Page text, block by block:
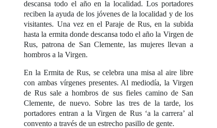
descansa todo el año en la localidad. Los portadores
reciben la ayuda de los jóvenes de la localidad y de los
visitantes. Una vez en el Paraje de Rus, en la subida
hasta la ermita donde descansa todo el año la Virgen de
Rus, patrona de San Clemente, las mujeres llevan a
hombros a la Virgen.
En la Ermita de Rus, se celebra una misa al aire libre
con ambas vírgenes presentes. Al mediodía, la Virgen
de Rus sale a hombros de sus fieles camino de San
Clemente, de nuevo. Sobre las tres de la tarde, los
portadores entran a la Virgen de Rus ‘a la carrera’ al
convento a través de un estrecho pasillo de gente.